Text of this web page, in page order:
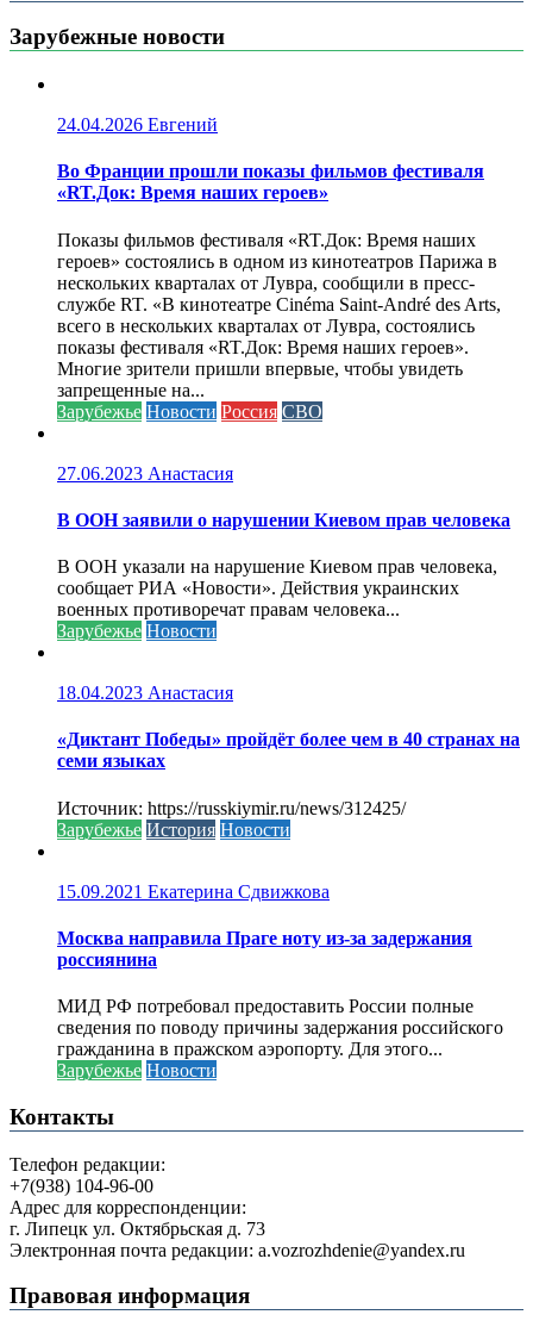
Зарубежные новости
24.04.2026 Евгений
Во Франции прошли показы фильмов фестиваля
«RT.Док: Время наших героев»
Показы фильмов фестиваля «RT.Док: Время наших
героев» состоялись в одном из кинотеатров Парижа в
нескольких кварталах от Лувра, сообщили в пресс-
службе RT. «В кинотеатре Cinéma Saint-André des Arts,
всего в нескольких кварталах от Лувра, состоялись
показы фестиваля «RT.Док: Время наших героев».
Многие зрители пришли впервые, чтобы увидеть
запрещенные на...
Зарубежье Новости Россия СВО
27.06.2023 Анастасия
В ООН заявили о нарушении Киевом прав человека
В ООН указали на нарушение Киевом прав человека,
сообщает РИА «Новости». Действия украинских
военных противоречат правам человека...
Зарубежье Новости
18.04.2023 Анастасия
«Диктант Победы» пройдёт более чем в 40 странах на
семи языках
Источник: https://russkiymir.ru/news/312425/
Зарубежье История Новости
15.09.2021 Екатерина Сдвижкова
Москва направила Праге ноту из-за задержания
россиянина
МИД РФ потребовал предоставить России полные
сведения по поводу причины задержания российского
гражданина в пражском аэропорту. Для этого...
Зарубежье Новости
Контакты
Телефон редакции:
+7(938) 104-96-00
Адрес для корреспонденции:
г. Липецк ул. Октябрьская д. 73
Электронная почта редакции: a.vozrozhdenie@yandex.ru
Правовая информация